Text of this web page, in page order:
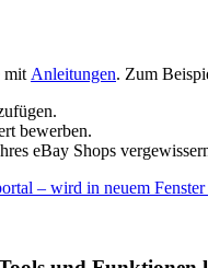
mit Anleitungen. Zum
bewerben.
eBay Shops
– wird in neuem